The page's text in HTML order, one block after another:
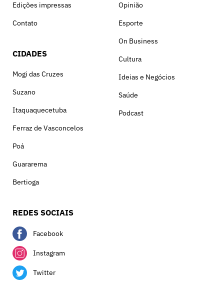
Edições impressas
Contato
CIDADES
Mogi das Cruzes
Suzano
Itaquaquecetuba
Ferraz de Vasconcelos
Poá
Guararema
Bertioga
Opinião
Esporte
On Business
Cultura
Ideias e Negócios
Saúde
Podcast
REDES SOCIAIS
Facebook
Instagram
Twitter